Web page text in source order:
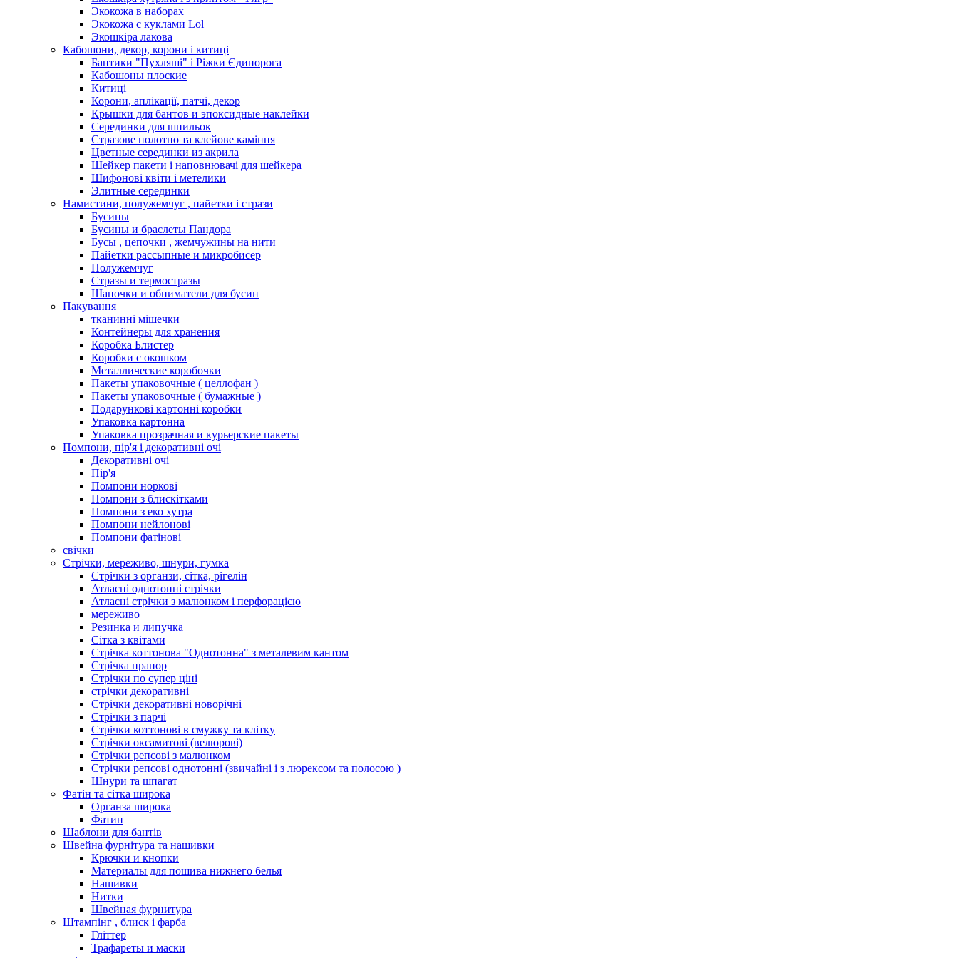
Экокожа в наборах
Экокожа с куклами Lol
Экошкiра лакова
Кабошони, декор, корони і китиці
Бантики "Пухляші" і Ріжки Єдинорога
Кабошоны плоские
Китиці
Корони, аплікації, патчі, декор
Крышки для бантов и эпоксидные наклейки
Серединки для шпильок
Стразове полотно та клейове каміння
Цветные серединки из акрила
Шейкер пакети і наповнювачі для шейкера
Шифонові квіти і метелики
Элитные серединки
Намистини, полужемчуг , пайетки і стрази
Бусины
Бусины и браслеты Пандора
Бусы , цепочки , жемчужины на нити
Пайетки рассыпные и микробисер
Полужемчуг
Стразы и термостразы
Шапочки и обниматели для бусин
Пакування
тканинні мішечки
Контейнеры для хранения
Коробка Блистер
Коробки с окошком
Металлические коробочки
Пакеты упаковочные ( целлофан )
Пакеты упаковочные ( бумажные )
Подарункові картонні коробки
Упаковка картонна
Упаковка прозрачная и курьерские пакеты
Помпони, пір'я і декоративні очі
Декоративні очі
Пір'я
Помпони норкові
Помпони з блискітками
Помпони з еко хутра
Помпони нейлонові
Помпони фатінові
свічки
Стрічки, мереживо, шнури, гумка
Стрічки з органзи, сітка, рігелін
Атласні однотонні стрічки
Атласні стрічки з малюнком і перфорацією
мереживо
Резинка и липучка
Сітка з квітами
Стрічка коттонова "Однотонна" з металевим кантом
Стрічка прапор
Стрічки по супер ціні
стрічки декоративні
Стрічки декоративні новорічні
Стрічки з парчі
Стрічки коттонові в смужку та клітку
Стрічки оксамитові (велюрові)
Стрічки репсові з малюнком
Стрічки репсові однотонні (звичайні і з люрексом та полосою )
Шнури та шпагат
Фатін та сітка широка
Органза широка
Фатин
Шаблони для бантів
Швейна фурнітура та нашивки
Крючки и кнопки
Материалы для пошива нижнего белья
Нашивки
Нитки
Швейная фурнитура
Штампінг , блиск і фарба
Гліттер
Трафареты и маски